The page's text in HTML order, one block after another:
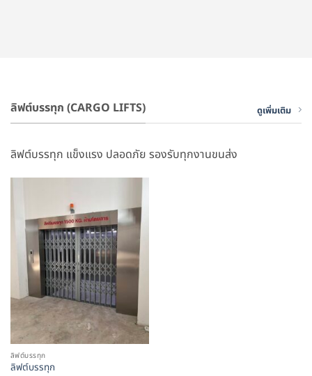
ลิฟต์บรรทุก (CARGO LIFTS) ดูเพิ่มเติม
ลิฟต์บรรทุก แข็งแรง ปลอดภัย รองรับทุกงานขนส่ง
ลิฟต์บรรทุก
ลิฟต์บรรทุก